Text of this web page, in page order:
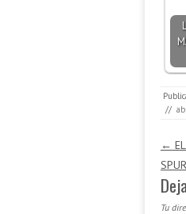
//
←
Tu